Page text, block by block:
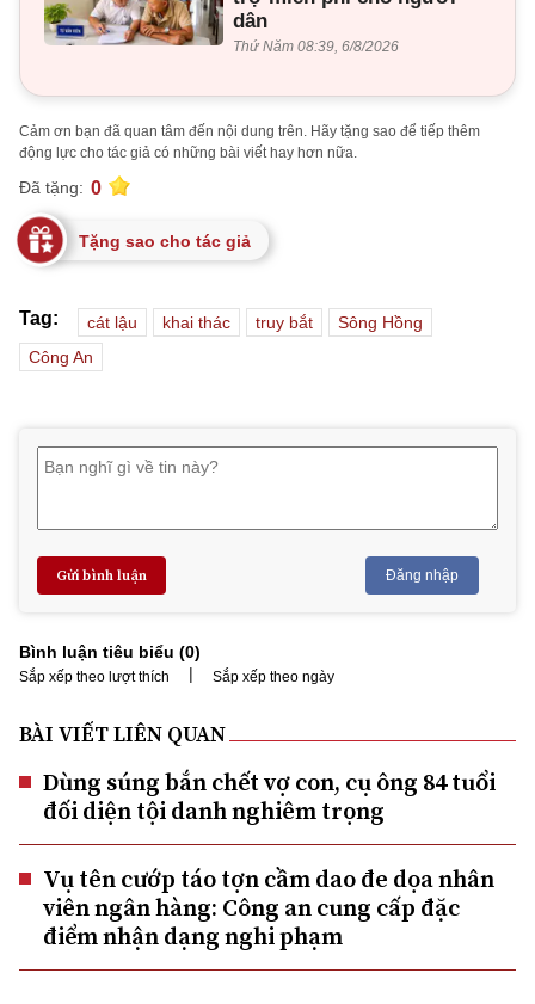
dân
Thứ Năm 08:39, 6/8/2026
Cảm ơn bạn đã quan tâm đến nội dung trên. Hãy tặng sao để tiếp thêm
động lực cho tác giả có những bài viết hay hơn nữa.
Đã tặng: 0
Tặng sao cho tác giả
Tag: cát lậu khai thác truy bắt
Sông Hồng
Công An
Gửi bình luận Đăng nhập
Bình luận tiêu biểu (0)
Sắp xếp theo lượt thích | Sắp xếp theo ngày
BÀI VIẾT LIÊN QUAN
Dùng súng bắn chết vợ con, cụ ông 84 tuổi
đối diện tội danh nghiêm trọng
Vụ tên cướp táo tợn cầm dao đe dọa nhân
viên ngân hàng: Công an cung cấp đặc
điểm nhận dạng nghi phạm